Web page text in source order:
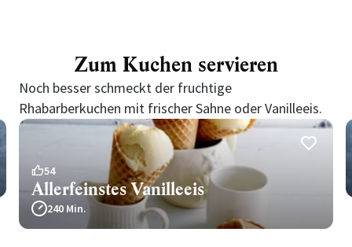
Zum Kuchen servieren
Noch besser schmeckt der fruchtige
Rhabarberkuchen mit frischer Sahne oder Vanilleeis.
54
Allerfeinstes Vanilleeis
240 Min.